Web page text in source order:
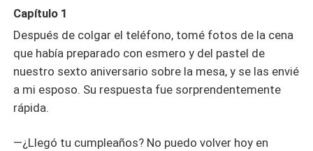
caprichos. Esta vez, he decidido dejarlo ir
definitivamente.
Capítulo 1
Después de colgar el teléfono, tomé fotos de la cena
que había preparado con esmero y del pastel de
nuestro sexto aniversario sobre la mesa, y se las envié
a mi esposo. Su respuesta fue sorprendentemente
rápida.
—¿Llegó tu cumpleaños? No puedo volver hoy en